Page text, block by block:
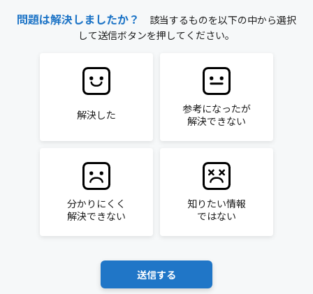
問題は解決しましたか？
該当するものを以下の中から選択
して送信ボタンを押してください。
解決した
参考になったが
解決できない
分かりにくく
解決できない
知りたい情報
ではない